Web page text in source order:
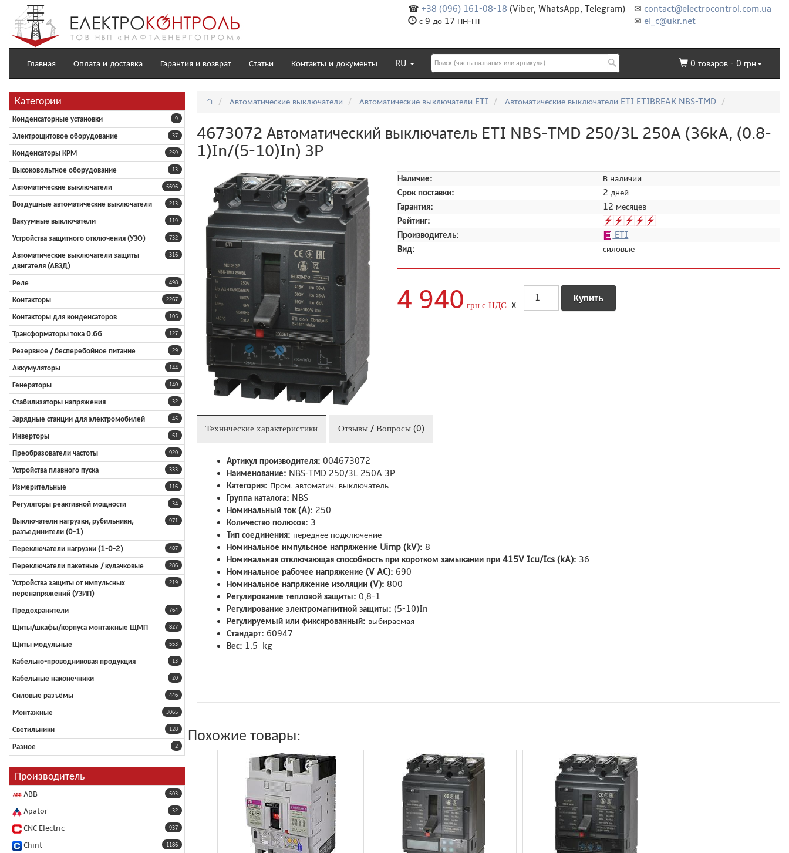
✉ contact@electrocontrol.com.ua
✉ el_c@ukr.net
☎ +38 (096) 161-08-18 (Viber, WhatsApp, Telegram)
с 9 до 17 ПН-ПТ
Главная Оплата и доставка Гарантия и возврат Статьи Контакты и документы RU 0 товаров - 0 грн
Категории
9
Конденсаторные установки
37
Электрощитовое оборудование
259
Конденсаторы КРМ
13
Высоковольтное оборудование
5696
Автоматические выключатели
213
Воздушные автоматические выключатели
119
Вакуумные выключатели
732
Устройства защитного отключения (УЗО)
316
Автоматические выключатели защиты
двигателя (АВЗД)
498
Реле
2267
Контакторы
105
Контакторы для конденсаторов
127
Трансформаторы тока 0.66
29
Резервное / бесперебойное питание
144
Аккумуляторы
140
Генераторы
32
Стабилизаторы напряжения
45
Зарядные станции для электромобилей
51
Инверторы
920
Преобразователи частоты
333
Устройства плавного пуска
116
Измерительные
34
Регуляторы реактивной мощности
971
Выключатели нагрузки, рубильники,
разъединители (0-1)
487
Переключатели нагрузки (1-0-2)
286
Переключатели пакетные / кулачковые
219
Устройства защиты от импульсных
перенапряжений (УЗИП)
764
Предохранители
827
Щиты/шкафы/корпуса монтажные ЩМП
553
Щиты модульные
13
Кабельно-проводниковая продукция
20
Кабельные наконечники
446
Силовые разъёмы
3065
Монтажные
128
Светильники
2
Разное
Производитель
503
ABB
32
Apator
937
CNC Electric
1186
Chint
⌂ Автоматические выключатели Автоматические выключатели ETI Автоматические выключатели ETI ETIBREAK NBS-TMD
4673072 Автоматический выключатель ETI NBS-TMD 250/3L 250A (36kA, (0.8-
1)In/(5-10)In) 3P
Наличие:
В наличии
Срок поставки:
2 дней
Гарантия:
12 месяцев
Рейтинг:
Производитель:
ETI
Вид:
силовые
4 940 грн с НДС X
Технические характеристики Отзывы / Вопросы (0)
Артикул производителя: 004673072
Наименование: NBS-TMD 250/3L 250A 3P
Категория: Пром. автоматич. выключатель
Группа каталога: NBS
Номинальный ток (A): 250
Количество полюсов: 3
Тип соединения: переднее подключение
Номинальное импульсное напряжение Uimp (kV): 8
Номинальная отключающая способность при коротком замыкании при 415V Icu/Ics (kA): 36
Номинальное рабочее напряжение (V AC): 690
Номинальное напряжение изоляции (V): 800
Регулирование тепловой защиты: 0,8-1
Регулирование электромагнитной защиты: (5-10)In
Регулируемый или фиксированный: выбираемая
Стандарт: 60947
Вес: 1.5 kg
Похожие товары: